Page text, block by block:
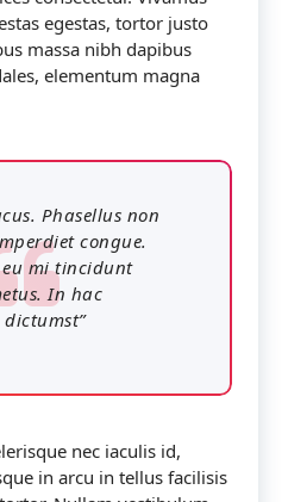
egestas, tortor justo
massa nibh dapibus
elementum magna
Phasellus non
congue.
eu mi tincidunt
In hac
nec iaculis id,
in arcu in tellus facilisis